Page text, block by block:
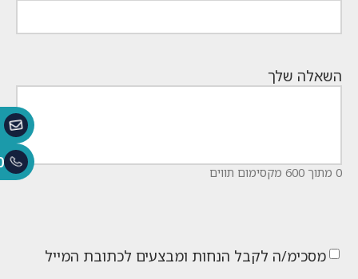
השאלה שלך
0 מתוך 600 מקסימום תווים
מסכימ/ה לקבל הנחות ומבצעים לכתובת המייל